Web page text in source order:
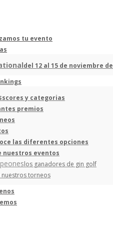
tu evento
del 12 al 15 de noviembre
scores y categorias
premios
las diferentes opciones
nuestros eventos
los ganadores de gin golf
nuestros torneos